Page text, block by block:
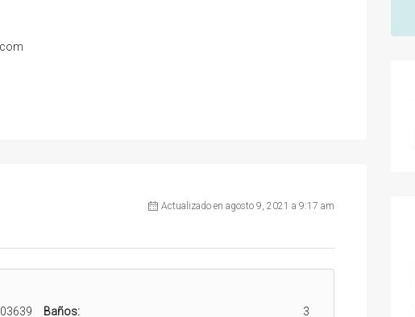
Actualizado en agosto 9, 2021 a 9:17 am
Baños: 3